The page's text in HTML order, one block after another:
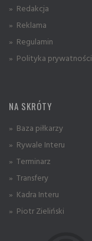
» Redakcja
» Reklama
» Regulamin
» Polityka prywatności
NA SKRÓTY
» Baza piłkarzy
» Rywale Interu
» Terminarz
» Transfery
» Kadra Interu
» Piotr Zieliński